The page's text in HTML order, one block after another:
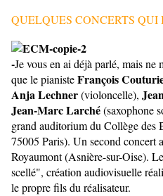
QUELQUES CONCERTS
-Je vous en ai déjà parlé, mais ne
que le pianisteFrançois
Anja Lechner(violoncelle),
Jean-Marc Larché(saxophone
grand auditorium du Collège des
75005 Paris). Un second concert
Royaumont (Asnière-sur-Oise).
scellé", création audiovisuelle
le propre fils du réalisateur.